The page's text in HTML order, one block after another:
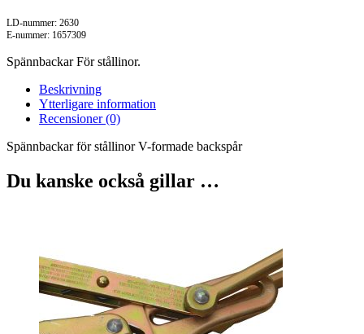
LD-nummer: 2630
E-nummer: 1657309
Spännbackar För stållinor.
Beskrivning
Ytterligare information
Recensioner (0)
Spännbackar för stållinor V-formade backspår
Du kanske också gillar …